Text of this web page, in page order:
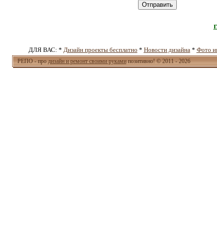
Отправить
ДЛЯ ВАС: * Дизайн проекты бесплатно * Новости дизайна* Фото
РЕПО - продизайн и ремонт своими рукамипозитивно! © 2011 - 2026